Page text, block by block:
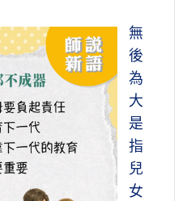
無
後
為
大
是
指
兒
女